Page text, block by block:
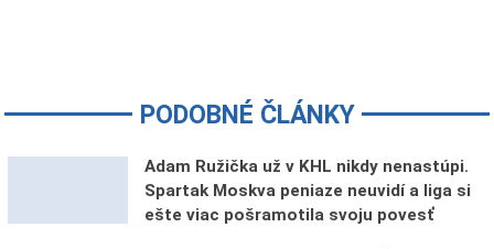
PODOBNÉ ČLÁNKY
Adam Ružička už v KHL nikdy nenastúpi.
Spartak Moskva peniaze neuvidí a liga si
ešte viac pošramotila svoju povesť